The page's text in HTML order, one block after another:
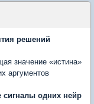
решений
значение «истина»
аргументов
сигналы одних нейр